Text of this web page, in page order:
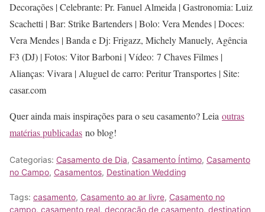
Decorações | Celebrante: Pr. Fanuel Almeida | Gastronomia: Luiz
Scachetti | Bar: Strike Bartenders | Bolo: Vera Mendes | Doces:
Vera Mendes | Banda e Dj: Frigazz, Michely Manuely, Agência
F3 (DJ) | Fotos: Vitor Barboni | Vídeo: 7 Chaves Filmes |
Alianças: Vivara | Aluguel de carro: Peritur Transportes | Site:
casar.com
Quer ainda mais inspirações para o seu casamento? Leia outras
matérias publicadas no blog!
Categorias: Casamento de Dia, Casamento Íntimo, Casamento
no Campo, Casamentos, Destination Wedding
Tags: casamento, Casamento ao ar livre, Casamento no
campo, casamento real, decoração de casamento, destination